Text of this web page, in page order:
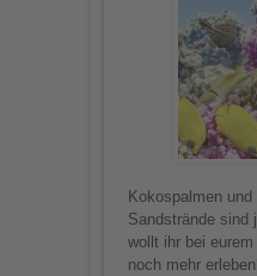
Kokospalmen
Sandstrände sind
wollt ihr bei
noch mehr